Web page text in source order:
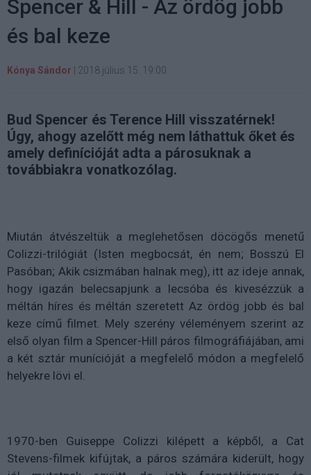
Spencer & Hill - Az ördög jobb
és bal keze
Kónya Sándor 2018 július 15. 19:00
Bud Spencer és Terence Hill visszatérnek!
Úgy, ahogy azelőtt még nem láthattuk őket és
amely definícióját adta a párosuknak a
továbbiakra vonatkozólag.
Miután átvészeltük a meglehetősen döcögős menetű
Colizzi-trilógiát (Isten megbocsát, én nem; Bosszú El
Pasóban; Akik csizmában halnak meg), itt az ideje annak,
hogy igazán belecsapjunk a lecsóba és kivesézzük a
méltán híres és méltán szeretett Az ördög jobb és bal
keze című filmet. Mely szerény véleményem szerint az
első olyan film a Spencer-Hill páros filmográfiájában, ami
a két sztár munícióját a megfelelő módon a megfelelő
helyekre lövi el.
1970-ben Guiseppe Colizzi kilépett a képből, a Cat
Stevens-filmek kifújtak, a páros számára kiderült, hogy